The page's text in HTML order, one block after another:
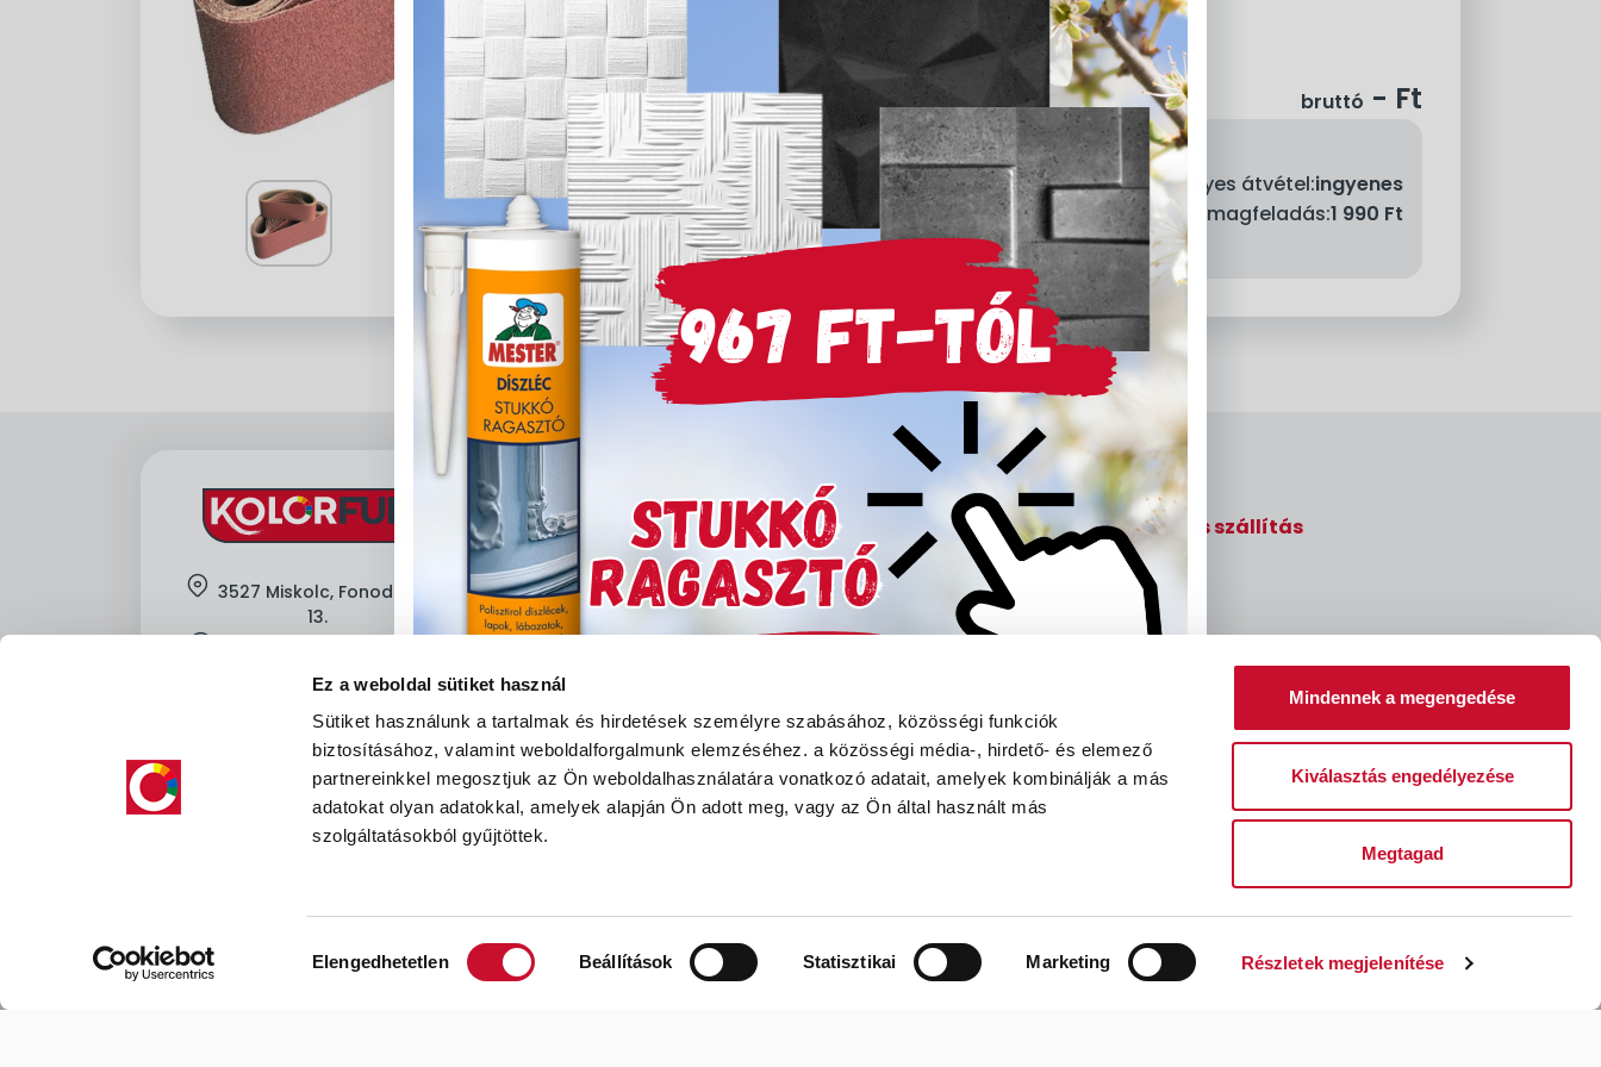
Ez a weboldal sütiket használ
Sütiket használunk a tartalmak és hirdetések személyre szabásához, közösségi funkciók
biztosításához, valamint weboldalforgalmunk elemzéséhez. a közösségi média-, hirdető- és elemező
partnereinkkel megosztjuk az Ön weboldalhasználatára vonatkozó adatait, amelyek kombinálják a más
adatokat olyan adatokkal, amelyek alapján Ön adott meg, vagy az Ön által használt más
szolgáltatásokból gyűjtöttek.
kiválasztása
Elengedhetetlen Beállítások Statisztikai Marketing Részletek megjelenítése
Mindennek a megengedése
Kiválasztás engedélyezése
Megtagad
Kifutott bruttó - Ft
delivery Szállítási díjak:
Személyes átvétel:ingyenes
Kiszállítás - MPL csomagfeladás:1 990 Ft
Áruházaink és elérhetőségeink Rendelés és szállítás
Hőszigetelés
location 3527 Miskolc, Fonoda u. 11-
13.
clock
facebookinstagraminstagram